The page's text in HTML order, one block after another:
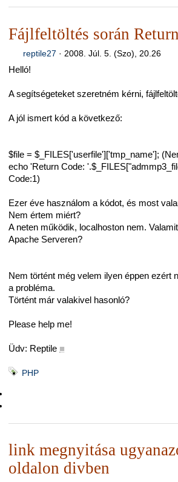
Fájlfeltöltés során
reptile27 · 2008. Júl. 5. (Szo), 20.26
Helló!
A segítségeteket szeretném kérni,
A jól ismert kód a következő:
$file = $_FILES['userfile']['tmp_name'];
echo 'Return Code:
Code:1)
Ezer éve használom a kódot, és most
Nem értem miért?
A neten működik, localhoston nem.
Apache Serveren?
Nem történt még velem ilyen éppen ezért
a probléma.
Történt már valakivel hasonló?
Please help me!
Üdv: Reptile ■
PHP
link megnyitása
oldalon divben